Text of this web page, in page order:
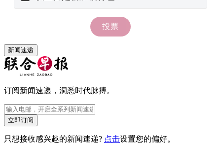
新闻速递
订阅新闻速递，洞悉时代脉搏。
立即订阅
只想接收感兴趣的新闻速递? 点击设置您的偏好。